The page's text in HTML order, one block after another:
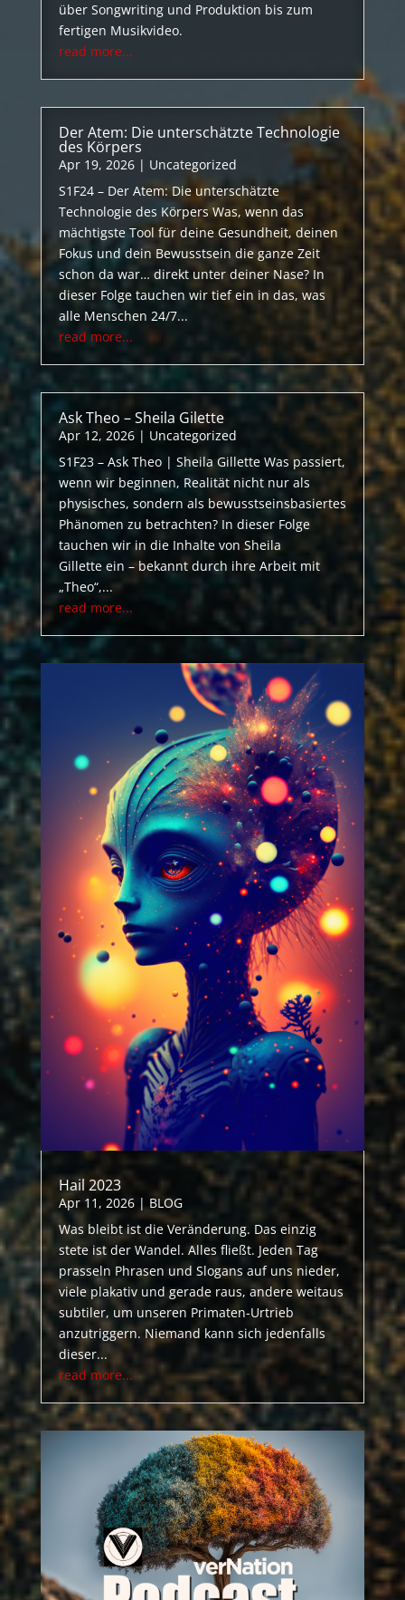
über Songwriting und Produktion bis zum
fertigen Musikvideo.
read more...
Der Atem: Die unterschätzte Technologie
des Körpers
Apr 19, 2026| Uncategorized
S1F24 – Der Atem: Die unterschätzte
Technologie des Körpers Was, wenn das
mächtigste Tool für deine Gesundheit, deinen
Fokus und dein Bewusstsein die ganze Zeit
schon da war… direkt unter deiner Nase? In
dieser Folge tauchen wir tief ein in das, was
alle Menschen 24/7...
read more...
Ask Theo – Sheila Gilette
Apr 12, 2026| Uncategorized
S1F23 – Ask Theo | Sheila Gillette Was passiert,
wenn wir beginnen, Realität nicht nur als
physisches, sondern als bewusstseinsbasiertes
Phänomen zu betrachten? In dieser Folge
tauchen wir in die Inhalte von Sheila
Gillette ein – bekannt durch ihre Arbeit mit
„Theo“,...
read more...
Hail 2023
Apr 11, 2026| BLOG
Was bleibt ist die Veränderung. Das einzig
stete ist der Wandel. Alles fließt. Jeden Tag
prasseln Phrasen und Slogans auf uns nieder,
viele plakativ und gerade raus, andere weitaus
subtiler, um unseren Primaten-Urtrieb
anzutriggern. Niemand kann sich jedenfalls
dieser...
read more...